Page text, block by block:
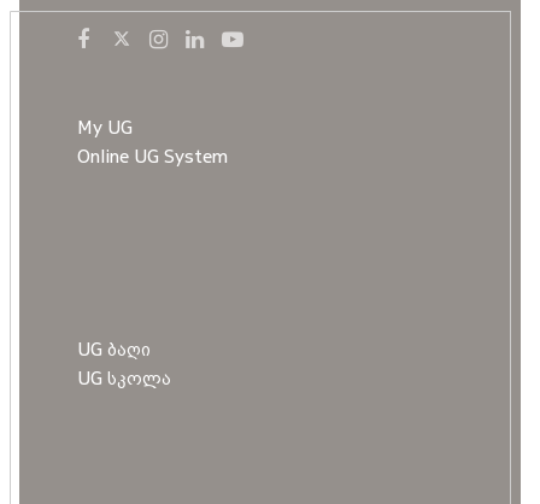
My UG
Online UG System
UG ბაღი
UG სკოლა